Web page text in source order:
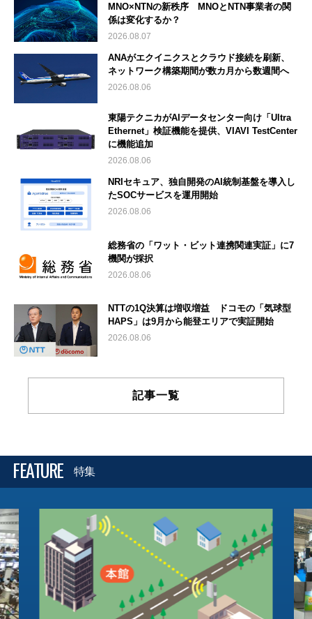
MNO×NTNの新秩序 MNOとNTN事業者の関
係は変化するか？
2026.08.07
ANAがエクイニクスとクラウド接続を刷新、
ネットワーク構築期間が数カ月から数週間へ
2026.08.06
東陽テクニカがAIデータセンター向け「Ultra
Ethernet」検証機能を提供、VIAVI TestCenter
に機能追加
2026.08.06
NRIセキュア、独自開発のAI統制基盤を導入し
たSOCサービスを運用開始
2026.08.06
総務省の「ワット・ビット連携関連実証」に7
機関が採択
2026.08.06
NTTの1Q決算は増収増益 ドコモの「気球型
HAPS」は9月から能登エリアで実証開始
2026.08.06
記事一覧
FEATURE 特集